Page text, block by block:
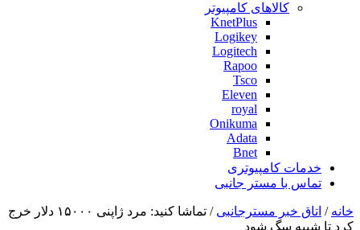
کالاهای کامپیوتر
KnetPlus
Logikey
Logitech
Rapoo
Tsco
Eleven
royal
Onikuma
Adata
Bnet
خدمات کامپیوتری
تماس با مستر جانبی
خانه / اتاق خبر مسترجانبی
/ تماشا کنید: مرد ژاپنی ۱۵۰۰۰ دلار خرج
کرد تا شبیه سگ‌ شود